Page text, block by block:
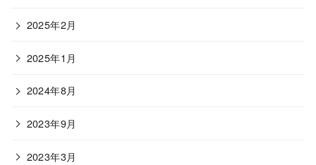
2025年2月
2025年1月
2024年8月
2023年9月
2023年3月